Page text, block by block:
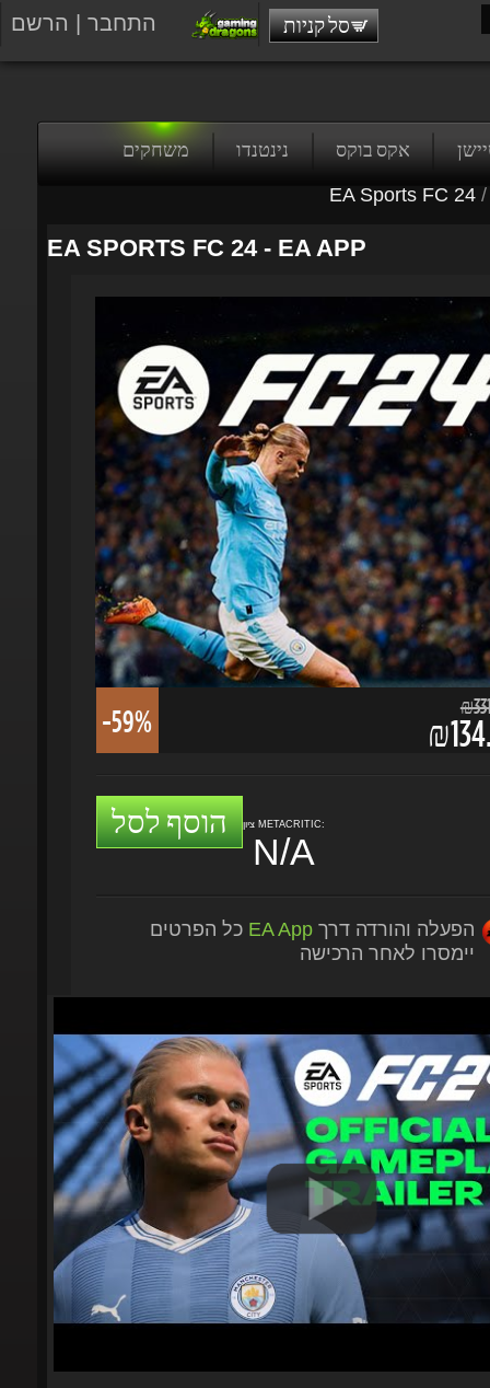
התחבר הרשם סל קניות
אקס בוקס נינטנדו משחקים
/
EA Sports FC 24
EA SPORTS FC 24 - EA APP
-59%
הוסף לסל
N/A
יימסרו לאחר הרכישה